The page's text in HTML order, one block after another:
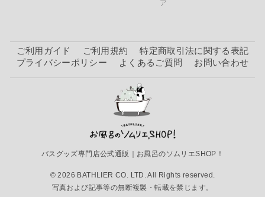
ア
ご利用ガイド ご利用規約
特定商取引法に関する表記
プライバシーポリシー
よくあるご質問 お問い合わせ
バスグッズ専門店公式通販｜お風呂のソムリエSHOP！
© 2026 BATHLIER CO. LTD. All Rights reserved.
写真および記事等の無断複製・転載を禁じます。